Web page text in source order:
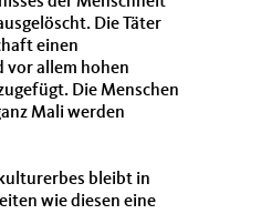
Die Täter
einen
allem hohen
Die Menschen
Mali werden
bleibt in
wie diesen eine